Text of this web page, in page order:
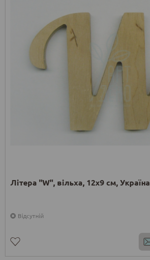
Літера "W", вільха, 12х9 см, Україна
Відсутній